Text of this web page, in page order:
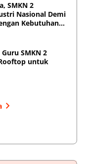
SMKN 2
Nasional Demi
Kebutuhan
SMKN 2
untuk